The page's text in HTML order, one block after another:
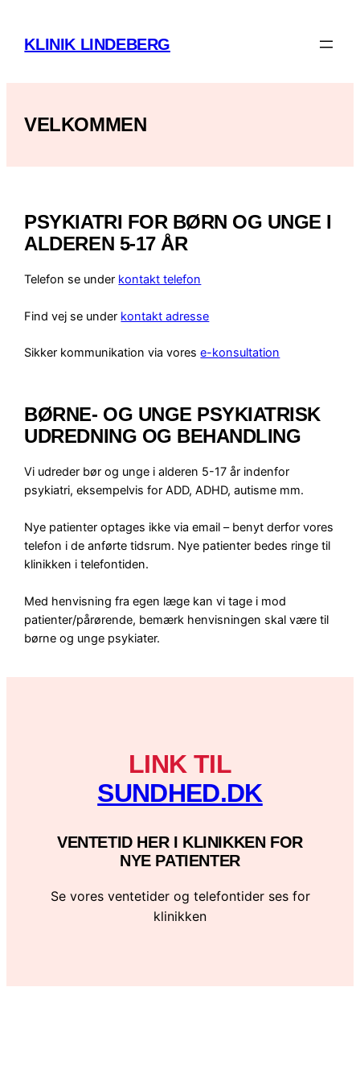
content
KLINIK LINDEBERG
VELKOMMEN
PSYKIATRI FOR BØRN OG UNGE I
ALDEREN 5-17 ÅR
Telefon se under kontakt telefon
Find vej se under kontakt adresse
Sikker kommunikation via vorese-konsultation
BØRNE- OG UNGE PSYKIATRISK
UDREDNING OG BEHANDLING
Vi udreder bør og unge i alderen 5-17 år indenfor
psykiatri, eksempelvis for ADD, ADHD, autisme mm.
Nye patienter optages ikke via email – benyt derfor vores
telefon i de anførte tidsrum. Nye patienter bedes ringe til
klinikken i telefontiden.
Med henvisning fra egen læge kan vi tage i mod
patienter/pårørende, bemærk henvisningen skal være til
børne og unge psykiater.
LINK TIL
SUNDHED.DK
VENTETID HER I KLINIKKEN FOR
NYE PATIENTER
Se vores ventetider og telefontider ses for
klinikken